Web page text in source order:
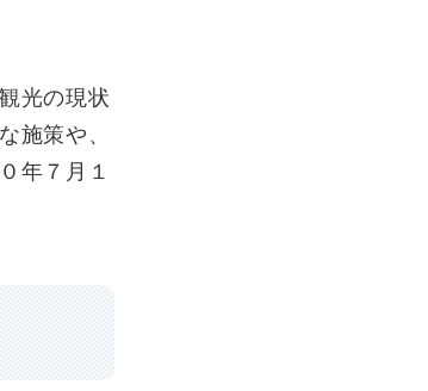
光の現状
施策や、
年７月１